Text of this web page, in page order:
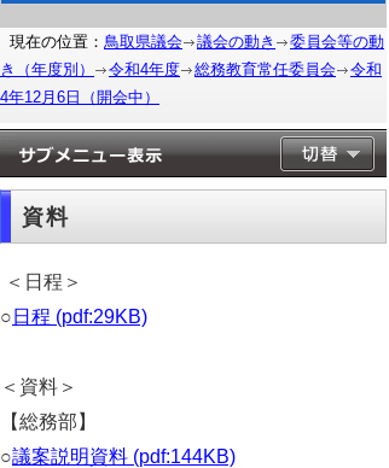
現在の位置： 鳥取県議会 議会の動き
委員会等の動
き（年度別）
令和4年度 総務教育常任委員会
令和
4年12月6日（開会中）
資料
＜日程＞
○ 日程 (pdf:29KB)
＜資料＞
【総務部】
○議案説明資料 (pdf:144KB)